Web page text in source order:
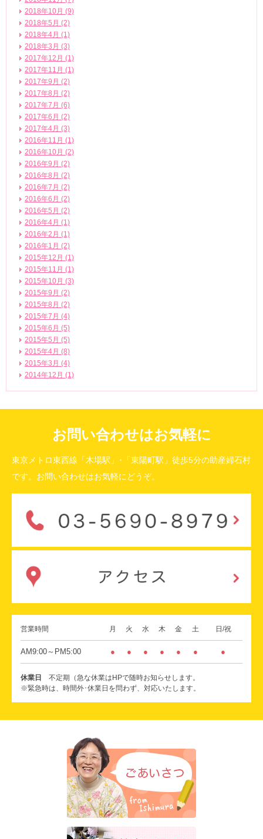
2018年10月 (9)
2018年5月 (2)
2018年4月 (1)
2018年3月 (3)
2017年12月 (1)
2017年11月 (1)
2017年9月 (2)
2017年8月 (2)
2017年7月 (6)
2017年6月 (2)
2017年4月 (3)
2016年11月 (1)
2016年10月 (2)
2016年9月 (2)
2016年8月 (2)
2016年7月 (2)
2016年6月 (2)
2016年5月 (2)
2016年4月 (1)
2016年2月 (1)
2016年1月 (2)
2015年12月 (1)
2015年11月 (1)
2015年10月 (3)
2015年9月 (2)
2015年8月 (2)
2015年7月 (4)
2015年6月 (5)
2015年5月 (5)
2015年4月 (8)
2015年3月 (4)
2014年12月 (1)
お問い合わせはお気軽に
東京メトロ東西線「木場駅」･「東陽町駅」徒歩5分の助産婦石村
です。お問い合わせはお気軽にどうぞ。
営業時間 月 火 水 木 金 土 日/祝
AM9:00～PM5:00 ● ● ● ● ● ● ●
休業日
不定期（急な休業はHPで随時お知らせします。
※緊急時は、時間外･休業日を問わず、対応いたします。